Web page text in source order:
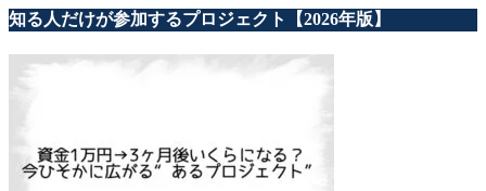
知る人だけが参加するプロジェクト【2026年版】